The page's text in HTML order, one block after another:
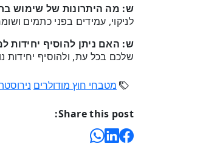
ש: מה היתרונות של שימוש
לניקוי, עמידים בפני כתמים
ש: האם ניתן להוסיף יחידות
שלכם בכל עת, ולהוסיף
מטבחי חוץ מודולרים
Share this post: